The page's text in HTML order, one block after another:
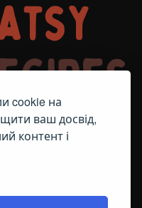
cookie на
ваш досвід,
контент і